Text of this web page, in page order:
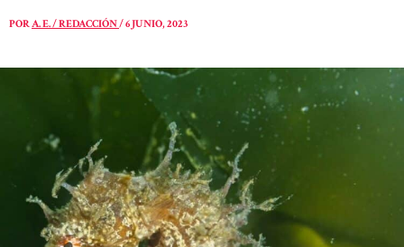
PORA. E. / REDACCIÓN/6 JUNIO, 2023